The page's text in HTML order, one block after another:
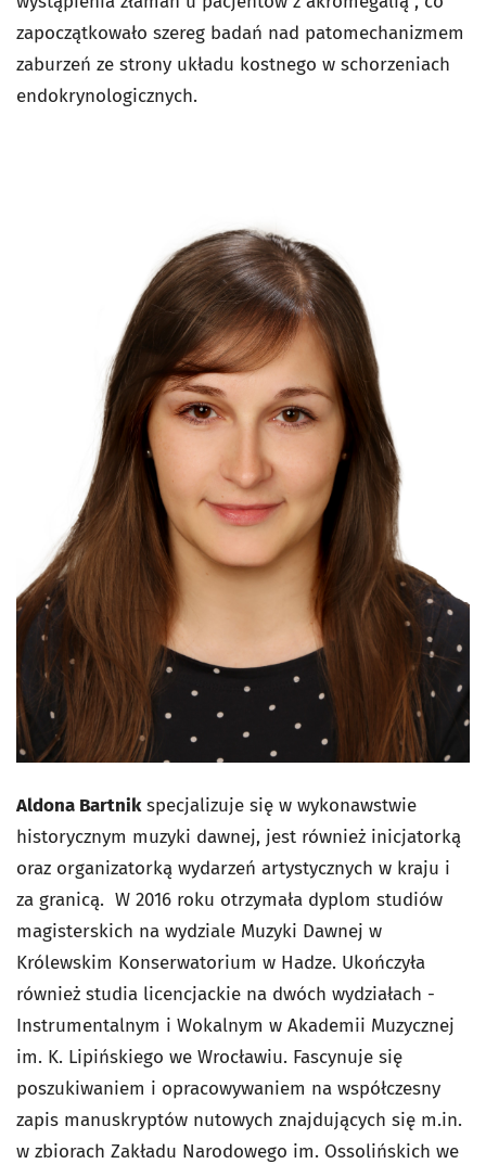
zapoczątkowało szereg badań nad patomechanizmem
zaburzeń ze strony układu kostnego w schorzeniach
endokrynologicznych.
Aldona Bartnikspecjalizuje się w wykonawstwie
historycznym muzyki dawnej, jest również inicjatorką
oraz organizatorką wydarzeń artystycznych w kraju i
za granicą. W 2016 roku otrzymała dyplom studiów
magisterskich na wydziale Muzyki Dawnej w
Królewskim Konserwatorium w Hadze. Ukończyła
również studia licencjackie na dwóch wydziałach -
Instrumentalnym i Wokalnym w Akademii Muzycznej
im. K. Lipińskiego we Wrocławiu. Fascynuje się
poszukiwaniem i opracowywaniem na współczesny
zapis manuskryptów nutowych znajdujących się m.in.
w zbiorach Zakładu Narodowego im. Ossolińskich we